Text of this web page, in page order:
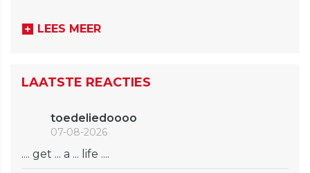
LEES MEER
LAATSTE REACTIES
toedeliedoooo
07-08-2026
.... get ... a ... life ....